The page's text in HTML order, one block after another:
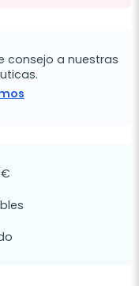
consejo a nuestras